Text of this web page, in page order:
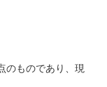
のものであり、現